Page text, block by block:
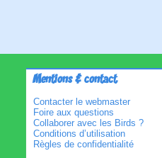
Mentions & contact
Contacter le webmaster
Foire aux questions
Collaborer avec les Birds ?
Conditions d’utilisation
Règles de confidentialité